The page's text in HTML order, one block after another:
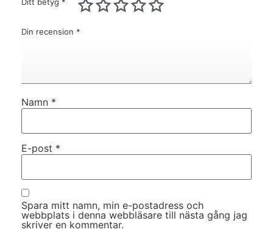
Din recension *
Namn *
E-post *
Spara mitt namn, min e-postadress och
webbplats i denna webbläsare till nästa gång jag
skriver en kommentar.